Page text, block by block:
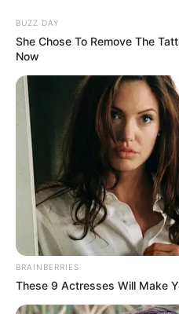
contenu AU PETIT
BUZZ DAY
She Chose To Remove The
Now
BRAINBERRIES
These 9 Actresses Will Make